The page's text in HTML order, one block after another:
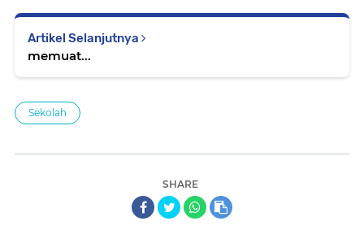
Artikel Selanjutnya
memuat...
Sekolah
SHARE